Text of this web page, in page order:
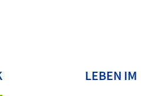
LEBEN IM